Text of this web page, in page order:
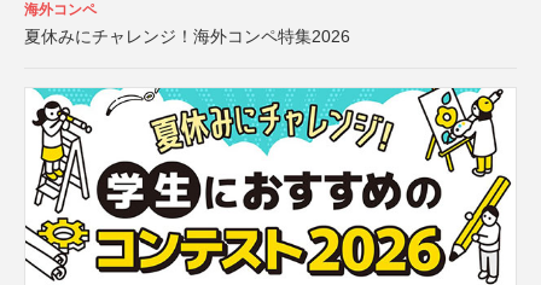
海外コンペ
夏休みにチャレンジ！海外コンペ特集2026